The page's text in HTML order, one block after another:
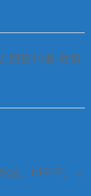
回答15選-対策
法、MECE、ロ